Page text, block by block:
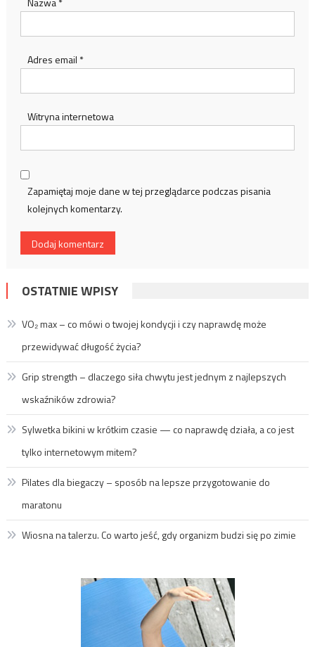
Adres email *
Witryna internetowa
Zapamiętaj moje dane w tej przeglądarce podczas pisania
kolejnych komentarzy.
OSTATNIE WPISY
VO₂ max – co mówi o twojej kondycji i czy naprawdę może
przewidywać długość życia?
Grip strength – dlaczego siła chwytu jest jednym z najlepszych
wskaźników zdrowia?
Sylwetka bikini w krótkim czasie — co naprawdę działa, a co jest
tylko internetowym mitem?
Pilates dla biegaczy – sposób na lepsze przygotowanie do
maratonu
Wiosna na talerzu. Co warto jeść, gdy organizm budzi się po zimie